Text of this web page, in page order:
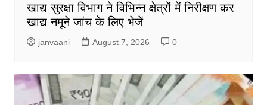
खाद्य सुरक्षा विभाग ने विभिन्न क्षेत्रों में निरीक्षण कर
खाद्य नमूने जांच के लिए भेजें
janvaani August 7, 2026 0